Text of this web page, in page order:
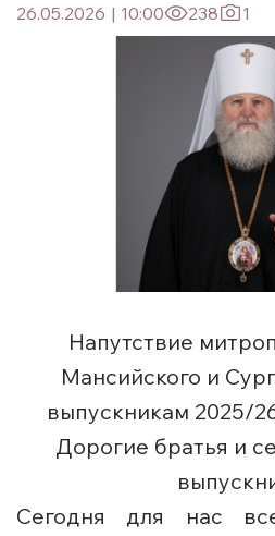
26.05.2026 | 10:00 238 1
Напутствие
Мансийского и
выпускникам 2025/
Дорогие братья и
Сегодня для нас